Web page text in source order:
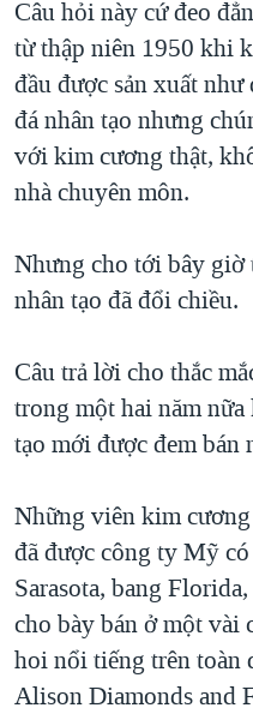
Câu hỏi này cứ đeo
từ thập niên 1950 khi
đầu được sản xuất
đá nhân tạo nhưng
với kim cương thật,
nhà chuyên môn.
Nhưng cho tới bây giờ
nhân tạo đã đổi chiều.
Câu trả lời cho thắc
trong một hai năm
tạo mới được đem
Những viên kim
đã được công ty Mỹ
Sarasota, bang
cho bày bán ở một vài
hoi nổi tiếng trên toàn
Alison Diamonds and